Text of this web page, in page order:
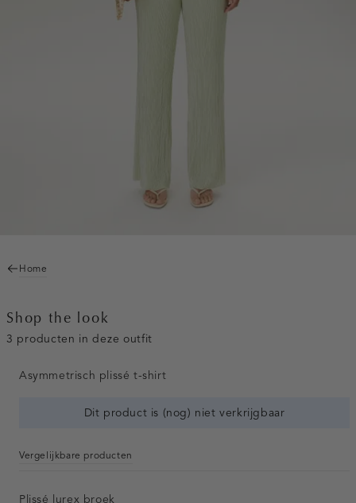
Home
Shop the look
3 producten in deze outfit
Asymmetrisch plissé t-shirt
Dit product is (nog) niet verkrijgbaar
Vergelijkbare producten
Plissé lurex broek